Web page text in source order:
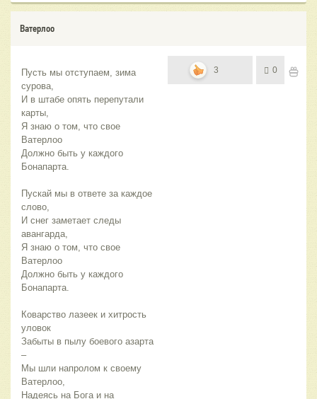
Ватерлоо
Пусть мы отступаем, зима
сурова,
И в штабе опять перепутали
карты,
Я знаю о том, что свое
Ватерлоо
Должно быть у каждого
Бонапарта.
Пускай мы в ответе за каждое
слово,
И снег заметает следы
авангарда,
Я знаю о том, что свое
Ватерлоо
Должно быть у каждого
Бонапарта.
Коварство лазеек и хитрость
уловок
Забыты в пылу боевого азарта
–
Мы шли напролом к своему
Ватерлоо,
Надеясь на Бога и на
3 0